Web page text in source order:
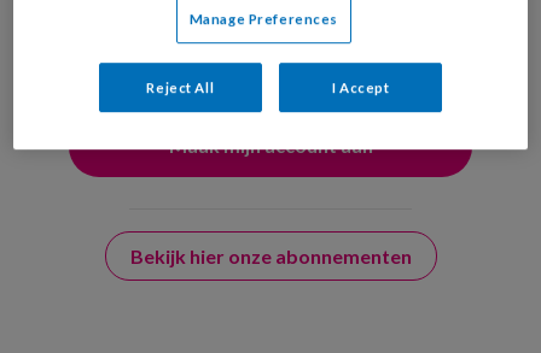
uw profiel in overeenstemming met onsprivacy statement
Bekijk hier onze abonnementen
Manage Preferences
Reject All I Accept